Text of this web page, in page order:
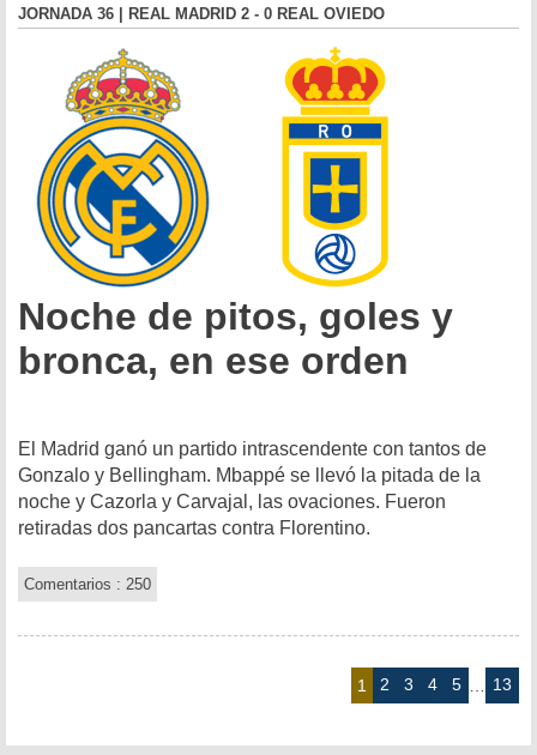
JORNADA 36 | REAL MADRID 2 - 0 REAL OVIEDO
Noche de pitos, goles y
bronca, en ese orden
El Madrid ganó un partido intrascendente con tantos de
Gonzalo y Bellingham. Mbappé se llevó la pitada de la
noche y Cazorla y Carvajal, las ovaciones. Fueron
retiradas dos pancartas contra Florentino.
Comentarios : 250
1 2 3 4 5 13